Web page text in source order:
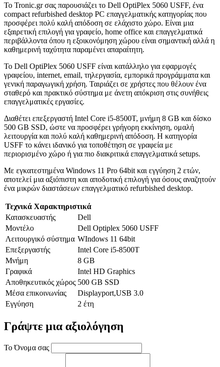
Το Tronic.gr σας παρουσιάζει το Dell OptiPlex 5060 USFF, ένα
compact refurbished desktop PC επαγγελματικής κατηγορίας που
προσφέρει πολύ καλή απόδοση σε ελάχιστο χώρο. Είναι μια
εξαιρετική επιλογή για γραφείο, home office και επαγγελματικά
περιβάλλοντα όπου η εξοικονόμηση χώρου είναι σημαντική αλλά η
καθημερινή ταχύτητα παραμένει απαραίτητη.
Το Dell OptiPlex 5060 USFF είναι κατάλληλο για εφαρμογές
γραφείου, internet, email, τηλεργασία, εμπορικά προγράμματα και
γενική παραγωγική χρήση. Ταιριάζει σε χρήστες που θέλουν ένα
σταθερό και πρακτικό σύστημα με άνετη απόκριση στις συνήθεις
επαγγελματικές εργασίες.
Διαθέτει επεξεργαστή Intel Core i5-8500T, μνήμη 8 GB και δίσκο
500 GB SSD, ώστε να προσφέρει γρήγορη εκκίνηση, ομαλή
λειτουργία και πολύ καλή καθημερινή απόδοση. Η κατηγορία
USFF το κάνει ιδανικό για τοποθέτηση σε γραφεία με
περιορισμένο χώρο ή για πιο διακριτικά επαγγελματικά setups.
Με εγκατεστημένα Windows 11 Pro 64bit και εγγύηση 2 ετών,
αποτελεί μια αξιόπιστη και αποδοτική επιλογή για όσους αναζητούν
ένα μικρών διαστάσεων επαγγελματικό refurbished desktop.
Τεχνικά Χαρακτηριστικά
Κατασκευαστής
Dell
Μοντέλο
Dell Optiplex 5060 USFF
Λειτουργικό σύστημα WIndows 11 64bit
Επεξεργαστής
Intel Core i5-8500T
Μνήμη
8 GB
Γραφικά
Intel HD Graphics
Αποθηκευτικός χώρος 500 GB SSD
Μέσα επικοινωνίας
Displayport,USB 3.0
Εγγύηση
2 έτη
Γράψτε μια αξιολόγηση
Το Όνομα σας